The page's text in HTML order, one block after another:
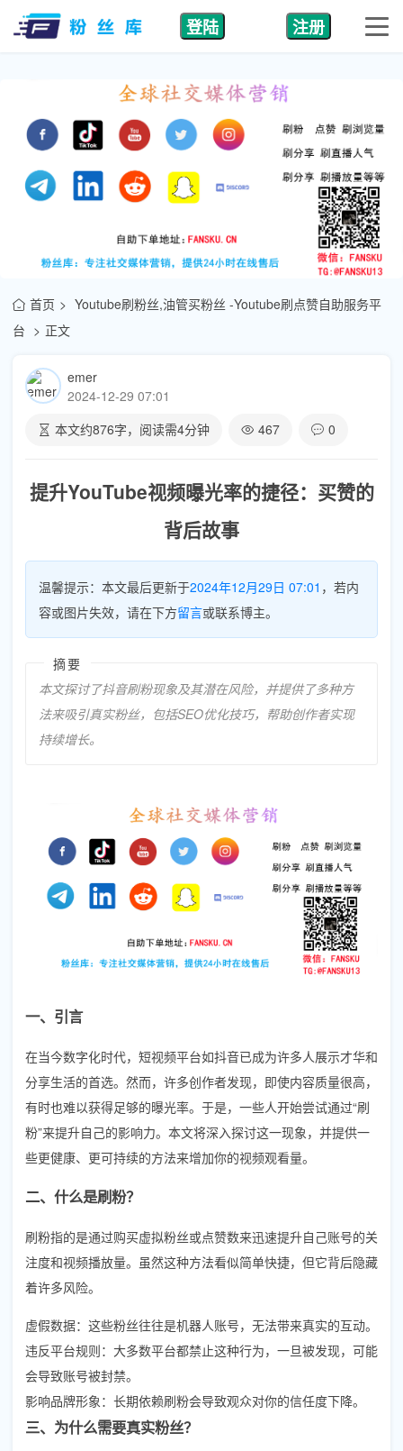
登陆 注册
首页
Youtube刷粉丝,油管买粉丝 -Youtube刷点赞自助服务平
台
正文
emer
2024-12-29 07:01
本文约876字，阅读需4分钟 467 0
提升YouTube视频曝光率的捷径：买赞的
背后故事
温馨提示：本文最后更新于2024年12月29日 07:01 ，若内
容或图片失效，请在下方留言或联系博主。
摘要
本文探讨了抖音刷粉现象及其潜在风险，并提供了多种方
法来吸引真实粉丝，包括SEO优化技巧，帮助创作者实现
持续增长。
一、引言
在当今数字化时代，短视频平台如抖音已成为许多人展示才华和
分享生活的首选。然而，许多创作者发现，即使内容质量很高，
有时也难以获得足够的曝光率。于是，一些人开始尝试通过“刷
粉”来提升自己的影响力。本文将深入探讨这一现象，并提供一
些更健康、更可持续的方法来增加你的视频观看量。
二、什么是刷粉？
刷粉指的是通过购买虚拟粉丝或点赞数来迅速提升自己账号的关
注度和视频播放量。虽然这种方法看似简单快捷，但它背后隐藏
着许多风险。
虚假数据：这些粉丝往往是机器人账号，无法带来真实的互动。
违反平台规则：大多数平台都禁止这种行为，一旦被发现，可能
会导致账号被封禁。
影响品牌形象：长期依赖刷粉会导致观众对你的信任度下降。
三、为什么需要真实粉丝？